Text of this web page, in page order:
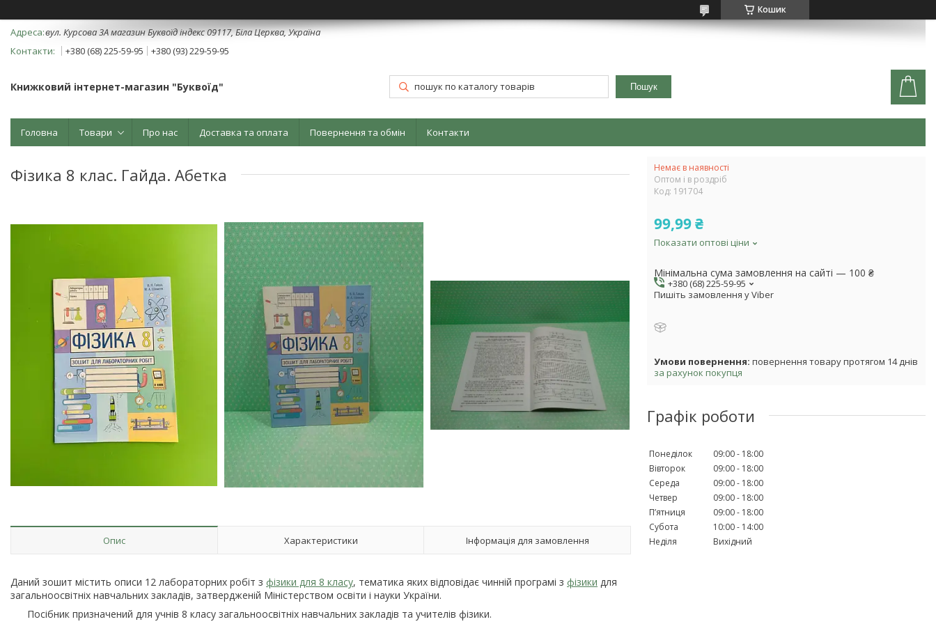
Кошик
вул. Курсова 3А магазин Буквоїд індекс 09117, Біла Церква, Україна
+380 (68) 225-59-95
+380 (93) 229-59-95
Книжковий інтернет-магазин "Буквоїд" Пошук
Головна Товари Про нас Доставка та оплата Повернення та обмін Контакти
Фізика 8 клас. Гайда. Абетка
Опис Характеристики Інформація для замовлення
Даний зошит містить описи 12 лабораторних робіт з фізики для 8 класу, тематика яких відповідає чинній програмі з фізики для
загальноосвітніх навчальних закладів, затвердженій Міністерством освіти і науки України.
Посібник призначений для учнів 8 класу загальноосвітніх навчальних закладів та учителів фізики.
Немає в наявності
Оптом і в роздріб
Код: 191704
99,99 ₴
Показати оптові ціни
Мінімальна сума замовлення на сайті — 100 ₴
+380 (68) 225-59-95
Пишіть замовлення у Viber
повернення товару протягом 14 днів
за рахунок покупця
Графік роботи
Понеділок 09:00
18:00
Вівторок
09:00
18:00
Середа
09:00
18:00
Четвер
09:00
18:00
Пʼятниця
09:00
18:00
Субота
10:00
14:00
Неділя
Вихідний